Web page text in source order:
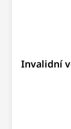
Invalidní